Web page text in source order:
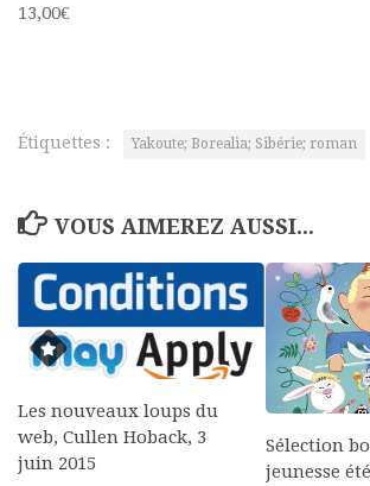
13,00€
Étiquettes : Yakoute; Borealia; Sibérie; roman
VOUS AIMEREZ AUSSI...
Les nouveaux loups du
web, Cullen Hoback, 3
juin 2015
Sélection
jeunesse